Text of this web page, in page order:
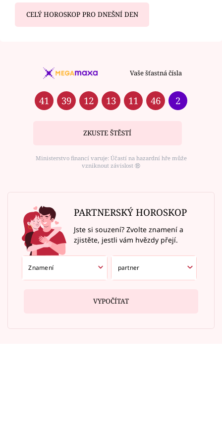
CELÝ HOROSKOP PRO DNEŠNÍ DEN
Vaše šťastná čísla
41 39 12 13 11 46 2
ZKUSTE ŠTĚSTÍ
Ministerstvo financí varuje: Účastí na hazardní hře může
vzniknout závislost ⑱
PARTNERSKÝ HOROSKOP
Jste si souzení? Zvolte znamení a
zjistěte, jestli vám hvězdy přejí.
VYPOČÍTAT